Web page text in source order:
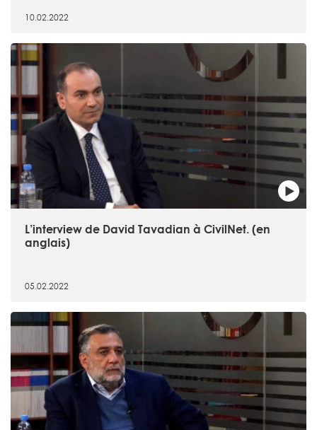
10.02.2022
L’interview de David Tavadian à CivilNet. (en
anglais)
05.02.2022